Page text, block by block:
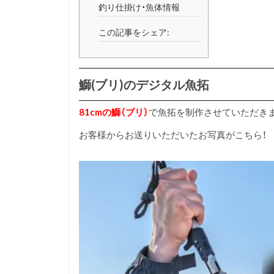
釣り仕掛け・魚体情報
この記事をシェア:
鰤(ブリ)のデジタル魚拓
81cmの鰤（ブリ） で魚拓を制作させていただき
お客様からお送りいただいたお写真がこちら！